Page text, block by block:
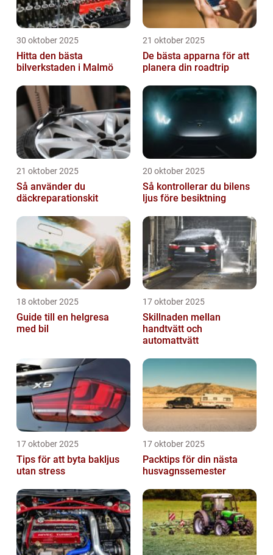
30 oktober 2025
Hitta den bästa
bilverkstaden i Malmö
21 oktober 2025
De bästa apparna för att
planera din roadtrip
21 oktober 2025
Så använder du
däckreparationskit
20 oktober 2025
Så kontrollerar du bilens
ljus före besiktning
18 oktober 2025
Guide till en helgresa
med bil
17 oktober 2025
Skillnaden mellan
handtvätt och
automattvätt
17 oktober 2025
Tips för att byta bakljus
utan stress
17 oktober 2025
Packtips för din nästa
husvagnssemester